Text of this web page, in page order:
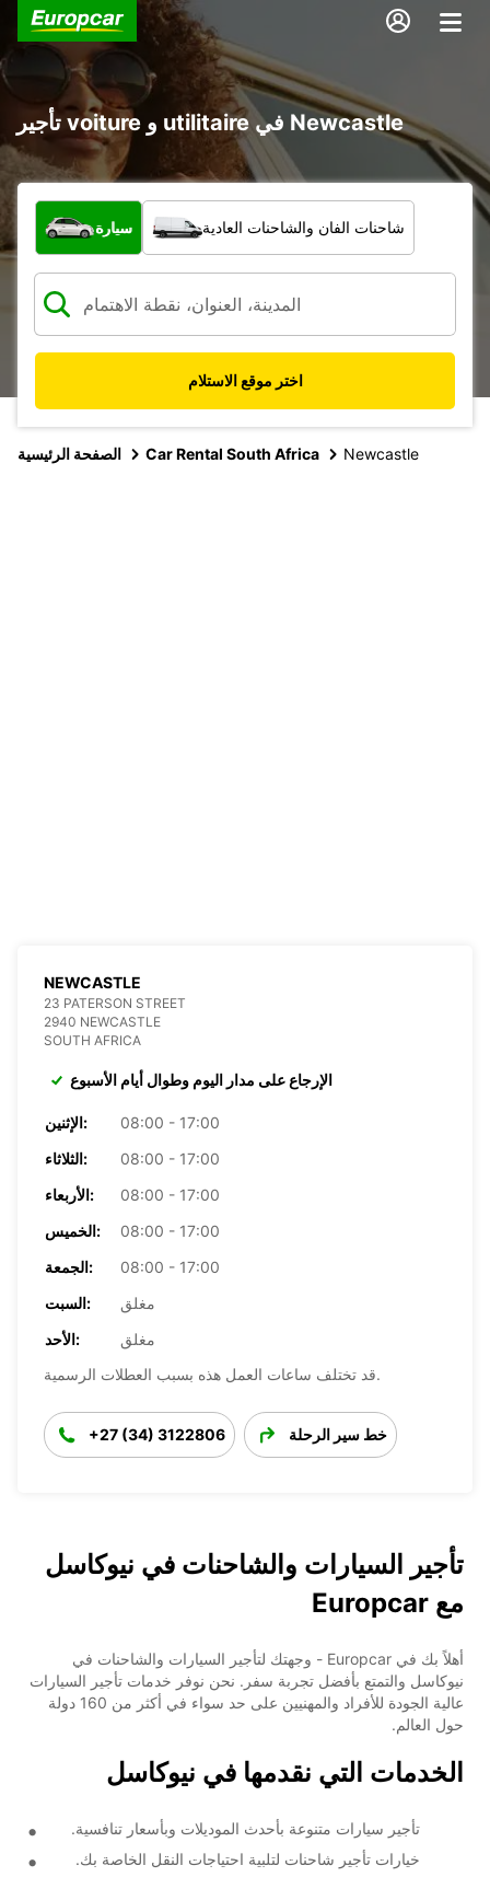
تأجير voiture و utilitaire في Newcastle
ما نوع المركبة؟
سيارة شاحنات الفان والشاحنات العادية
اختر موقع الاستلام
الصفحة الرئيسية Car Rental South Africa Newcastle
NEWCASTLE
23 PATERSON STREET
2940 NEWCASTLE
SOUTH AFRICA
الإرجاع على مدار اليوم وطوال أيام الأسبوع
الإثنين:
08:00 - 17:00
الثلاثاء:
08:00 - 17:00
الأربعاء:
08:00 - 17:00
الخميس:
08:00 - 17:00
الجمعة:
08:00 - 17:00
السبت:
مغلق
الأحد:
مغلق
قد تختلف ساعات العمل هذه بسبب العطلات الرسمية.
+27 (34) 3122806 خط سير الرحلة
تأجير السيارات والشاحنات في نيوكاسل
مع Europcar
أهلاً بك في Europcar - وجهتك لتأجير السيارات والشاحنات في
نيوكاسل والتمتع بأفضل تجربة سفر. نحن نوفر خدمات تأجير السيارات
عالية الجودة للأفراد والمهنيين على حد سواء في أكثر من 160 دولة
حول العالم.
الخدمات التي نقدمها في نيوكاسل
تأجير سيارات متنوعة بأحدث الموديلات وبأسعار تنافسية.
خيارات تأجير شاحنات لتلبية احتياجات النقل الخاصة بك.